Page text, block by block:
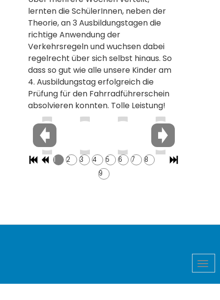
lernten die SchülerInnen, neben der
Theorie, an 3 Ausbildungstagen die
richtige Anwendung der
Verkehrsregeln und wuchsen dabei
regelrecht über sich selbst hinaus. So
dass so gut wie alle unsere Kinder am
4. Ausbildungstag erfolgreich die
Prüfung für den Fahrradführerschein
absolvieren konnten. Tolle Leistung!
1 2 3 4 5 6 7
8
9